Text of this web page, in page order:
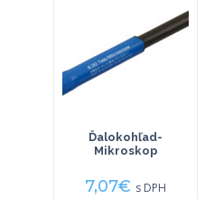
Ďalokohľad-
Mikroskop
7,07€ s DPH